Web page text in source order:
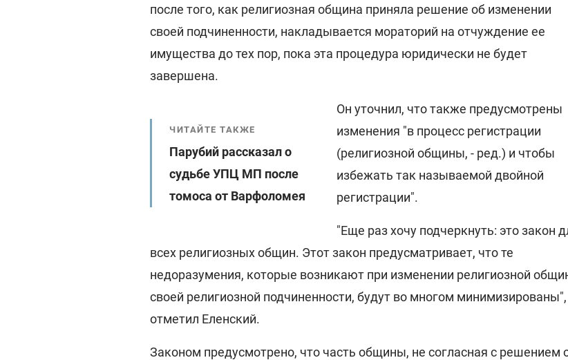
после того, как религиозная община приняла решение об изменении
своей подчиненности, накладывается мораторий на отчуждение ее
имущества до тех пор, пока эта процедура юридически не будет
завершена.
ЧИТАЙТЕ ТАКЖЕ
Парубий рассказал о
судьбе УПЦ МП после
томоса от Варфоломея
Он уточнил, что также предусмотрены
изменения "в процесс регистрации
(религиозной общины, - ред.) и чтобы
избежать так называемой двойной
регистрации".
"Еще раз хочу подчеркнуть: это закон
всех религиозных общин. Этот закон предусматривает, что те
недоразумения, которые возникают при изменении религиозной
своей религиозной подчиненности, будут во многом минимизированы",
отметил Еленский.
Законом предусмотрено, что часть общины, не согласная с решением